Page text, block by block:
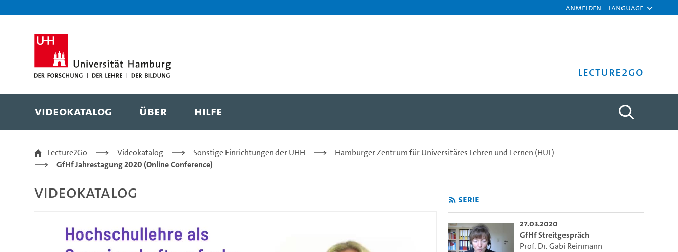
Anmelden Language
Lecture2Go
Videokatalog Über Hilfe
187 - Hochschullehre als Gemeinschaftsaufgabe_Preiss_Dumschat -
Lecture2Go Videokatalog Sonstige Einrichtungen der UHH
Hamburger Zentrum für Universitäres Lehren und Lernen (HUL)
GfHf Jahrestagung 2020 (Online Conference)
Videokatalog Serie
27.03.2020
GfHf Streitgespräch
Prof. Dr. Gabi Reinmann